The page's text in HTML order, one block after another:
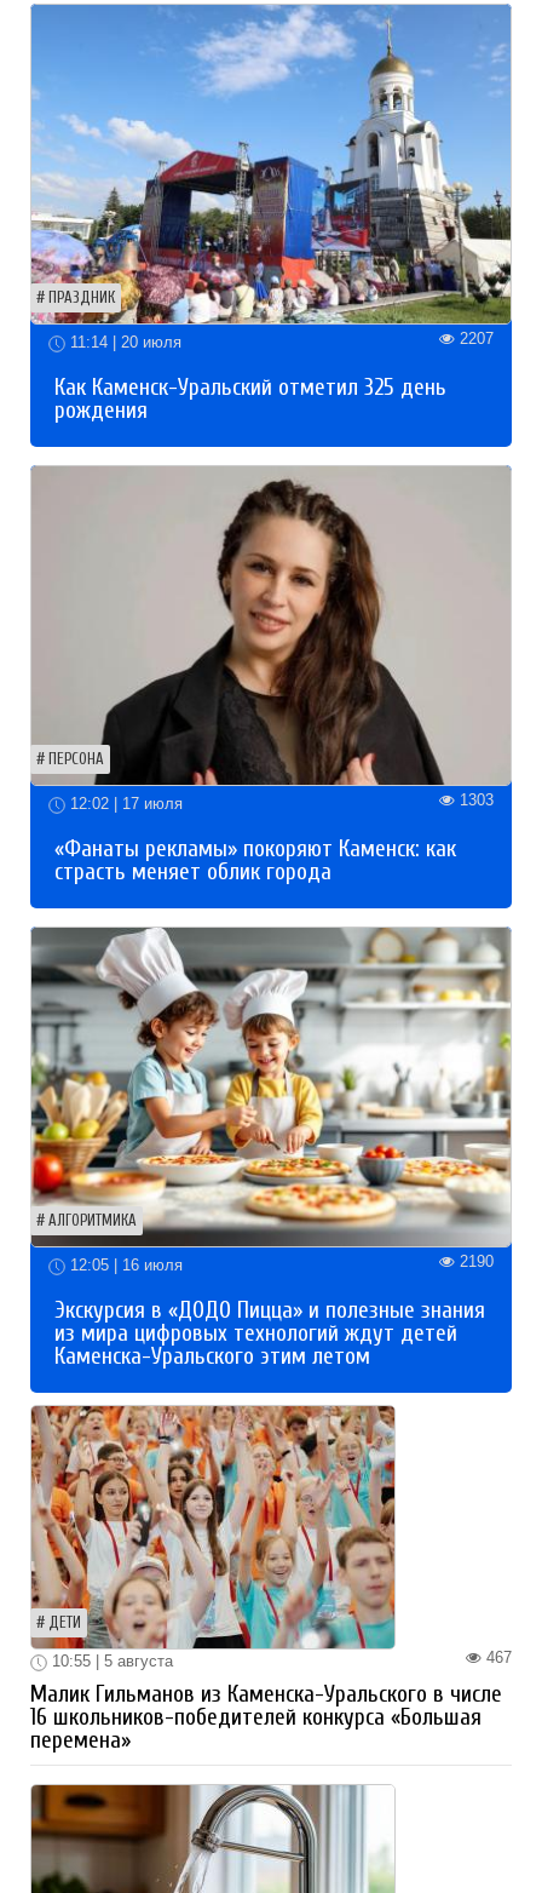
ПРАЗДНИК
11:14 | 20 июля 2207
Как Каменск-Уральский отметил 325 день
рождения
ПЕРСОНА
12:02 | 17 июля 1303
«Фанаты рекламы» покоряют Каменск: как
страсть меняет облик города
АЛГОРИТМИКА
12:05 | 16 июля 2190
Экскурсия в «ДОДО Пицца» и полезные знания
из мира цифровых технологий ждут детей
Каменска-Уральского этим летом
ДЕТИ
467
10:55 | 5 августа
Малик Гильманов из Каменска-Уральского в числе
16 школьников-победителей конкурса «Большая
перемена»